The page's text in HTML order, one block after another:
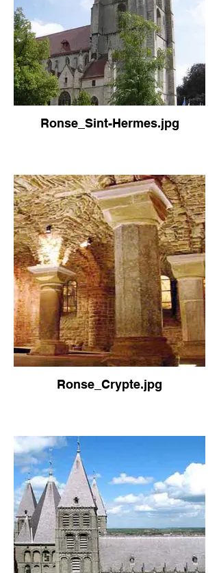
Ronse_Sint-Hermes.jpg
Ronse_Crypte.jpg